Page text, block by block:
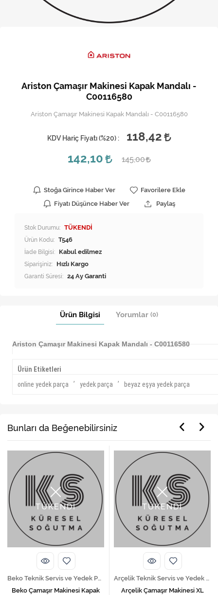
Musluk
Soğutma Sistemleri
Şofben ve Termosifon
Ariston Çamaşır Makinesi Kapak Mandalı -
C00116580
Ariston Çamaşır Makinesi Kapak Mandalı - C00116580
KDV Hariç Fiyatı (%20) :
118,42
142,10
145,00
Stoğa Girince Haber Ver
Favorilere Ekle
Fiyatı Düşünce Haber Ver
Paylaş
Stok Durumu: TÜKENDİ
Ürün Kodu: T546
İade Bilgisi:
Siparişiniz: Hızlı Kargo
Garanti Süresi: 24 Ay Garanti
Ürün Bilgisi Yorumlar (0)
Ariston Çamaşır Makinesi Kapak Mandalı - C00116580
Ürün Etiketleri
online yedek parça
,
yedek parça
,
beyaz eşya yedek parça
Bunları da Beğenebilirsiniz
TÜKENDİ
Beko Teknik Servis ve Yedek Parça Hizmetleri
Beko Çamaşır Makinesi Kapak
TÜKENDİ
Arçelik Teknik Servis ve Yedek Parça Hizmetleri
Arçelik Çamaşır Makinesi XL